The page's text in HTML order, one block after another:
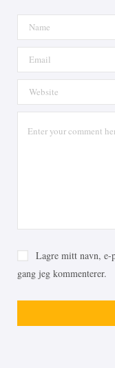
Lagre mitt navn, e-
gang jeg kommenterer.